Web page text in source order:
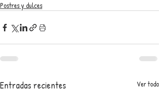
Postres y dulces
Entradas recientes Ver todo